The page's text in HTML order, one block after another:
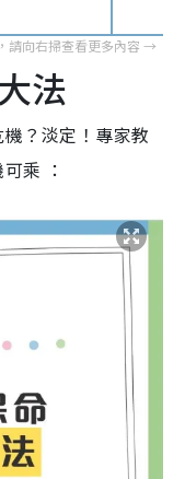
法
？淡定！專家教
乘 ：